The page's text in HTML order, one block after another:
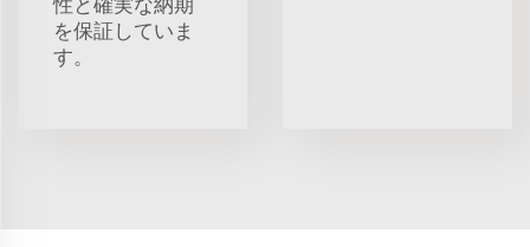
を保証していま
す。